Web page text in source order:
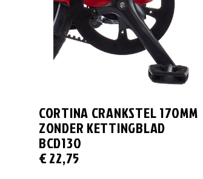
CORTINA CRANKSTEL 170MM
ZONDER KETTINGBLAD
BCD130
€22,75